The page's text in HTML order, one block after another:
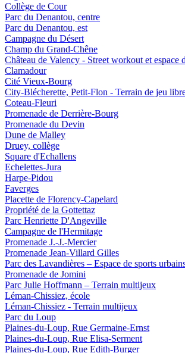
Collège de Cour
Parc du Denantou, centre
Parc du Denantou, est
Campagne du Désert
Champ du Grand-Chêne
Château de Valency - Street workout et espace
Clamadour
Cité Vieux-Bourg
City-Blécherette, Petit-Flon - Terrain de jeu
Coteau-Fleuri
Promenade de Derrière-Bourg
Promenade du Devin
Dune de Malley
Druey, collège
Square d'Echallens
Echelettes-Jura
Harpe-Pidou
Faverges
Placette de Florency-Capelard
Propriété de la Gottettaz
Parc Henriette D'Angeville
Campagne de l'Hermitage
Promenade J.-J.-Mercier
Promenade Jean-Villard Gilles
Parc des Lavandières – Espace de sports
Promenade de Jomini
Parc Julie Hoffmann – Terrain multijeux
Léman-Chissiez, école
Léman-Chissiez - Terrain multijeux
Parc du Loup
Plaines-du-Loup, Rue Germaine-Ernst
Plaines-du-Loup, Rue Elisa-Serment
Plaines-du-Loup, Rue Edith-Burger